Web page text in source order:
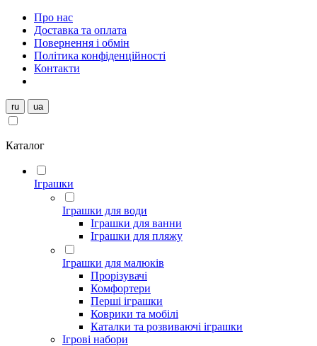
Про нас
Доставка та оплата
Повернення і обмін
Політика конфіденційності
Контакти
ru ua
Каталог
Іграшки
Іграшки для води
Іграшки для ванни
Іграшки для пляжу
Іграшки для малюків
Прорізувачі
Комфортери
Перші іграшки
Коврики та мобілі
Каталки та розвиваючі іграшки
Ігрові набори